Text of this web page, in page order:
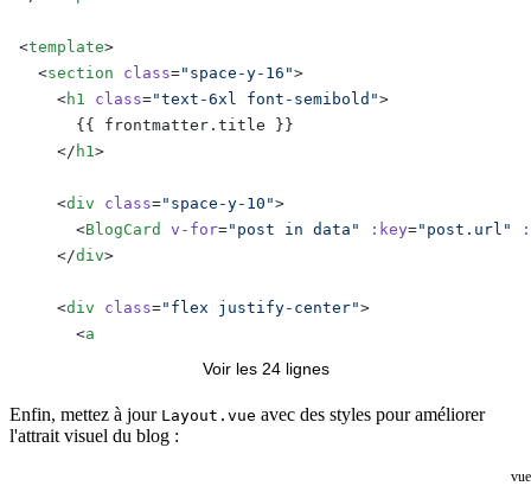
<template>
  <
section class="space-y-16">
    <
h1 class="text-6xl font-semibold">
      {{ frontmatter.title }}
    </
h1 >
    <
div class="space-y-10">
      <
BlogCard v-for="post in data" :key="post.url"
    </
div>
    <
div class="flex justify-center">
      <
a
      >Retour à l'accueil</
a>
    </
div>
Voir les 24 lignes
Enfin, mettez à jour Layout.vue avec des styles pour améliorer
l'attrait visuel du blog :
vue